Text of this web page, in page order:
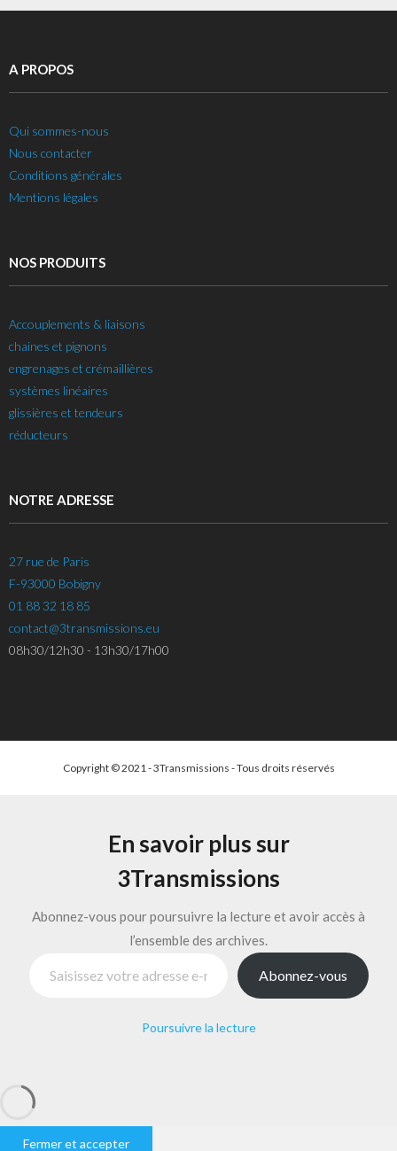
A PROPOS
Qui sommes-nous
Nous contacter
Conditions générales
Mentions légales
NOS PRODUITS
Accouplements & liaisons
chaines et pignons
engrenages et crémaillières
systèmes linéaires
glissières et tendeurs
réducteurs
NOTRE ADRESSE
27 rue de Paris
F-93000 Bobigny
01 88 32 18 85
contact@3transmissions.eu
08h30/12h30 - 13h30/17h00
Copyright © 2021 - 3Transmissions - Tous droits réservés
En savoir plus sur
3Transmissions
Abonnez-vous pour poursuivre la lecture et avoir accès à
l’ensemble des archives.
Abonnez-vous
Poursuivre la lecture